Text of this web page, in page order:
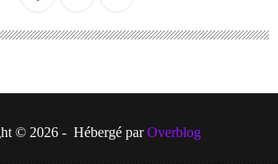
© 2026 - Hébergé parOverblog